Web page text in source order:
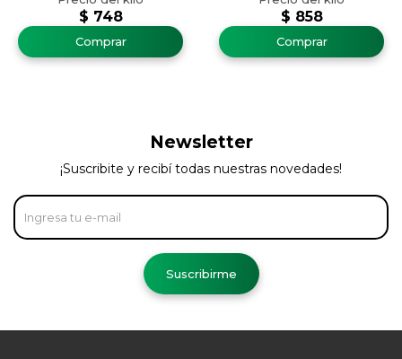
$ 748 $ 858
Newsletter
¡Suscribite y recibí todas nuestras novedades!
Suscribirme